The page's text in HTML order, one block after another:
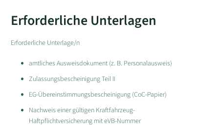
Erforderliche Unterlagen
Erforderliche Unterlage/n
amtliches Ausweisdokument (z. B. Personalausweis)
Zulassungsbescheinigung Teil II
EG-Übereinstimmungsbescheinigung (CoC-Papier)
Nachweis einer gültigen Kraftfahrzeug-
Haftpflichtversicherung mit eVB-Nummer